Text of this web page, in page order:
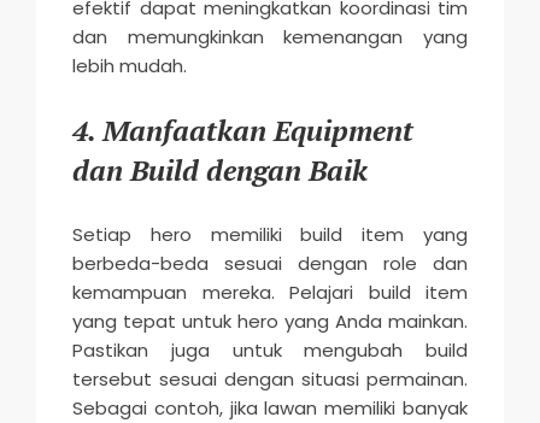
efektif dapat meningkatkan koordinasi tim
dan memungkinkan kemenangan yang
lebih mudah.
4. Manfaatkan Equipment
dan Build dengan Baik
Setiap hero memiliki build item yang
berbeda-beda sesuai dengan role dan
kemampuan mereka. Pelajari build item
yang tepat untuk hero yang Anda mainkan.
Pastikan juga untuk mengubah build
tersebut sesuai dengan situasi permainan.
Sebagai contoh, jika lawan memiliki banyak